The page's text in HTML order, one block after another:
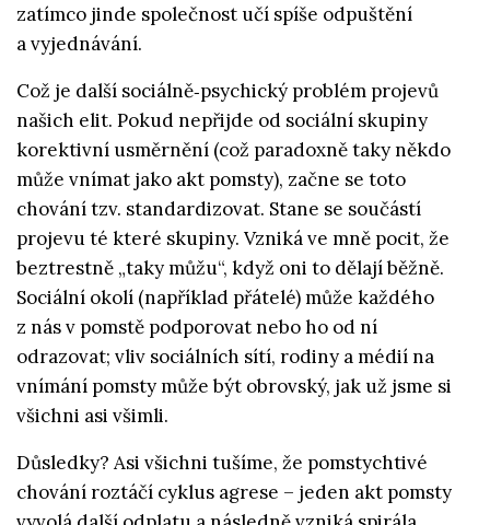
zatímco jinde společnost učí spíše odpuštění
a vyjednávání.
Což je další sociálně‑psychický problém projevů
našich elit. Pokud nepřijde od sociální skupiny
korektivní usměrnění (což paradoxně taky někdo
může vnímat jako akt pomsty), začne se toto
chování tzv. standardizovat. Stane se součástí
projevu té které skupiny. Vzniká ve mně pocit, že
beztrestně „taky můžu“, když oni to dělají běžně.
Sociální okolí (například přátelé) může každého
z nás v pomstě podporovat nebo ho od ní
odrazovat; vliv sociálních sítí, rodiny a médií na
vnímání pomsty může být obrovský, jak už jsme si
všichni asi všimli.
Důsledky? Asi všichni tušíme, že pomstychtivé
chování roztáčí cyklus agrese – jeden akt pomsty